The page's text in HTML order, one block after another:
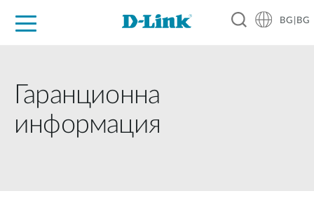
BG|BG
Гаранционна
информация